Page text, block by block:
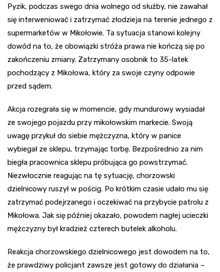
Pyzik, podczas swego dnia wolnego od służby, nie zawahał
się interweniować i zatrzymać złodzieja na terenie jednego z
supermarketów w Mikołowie. Ta sytuacja stanowi kolejny
dowód na to, że obowiązki stróża prawa nie kończą się po
zakończeniu zmiany. Zatrzymany osobnik to 35-latek
pochodzący z Mikołowa, który za swoje czyny odpowie
przed sądem.
Akcja rozegrała się w momencie, gdy mundurowy wysiadał
ze swojego pojazdu przy mikołowskim markecie. Swoją
uwagę przykuł do siebie mężczyzna, który w panice
wybiegał ze sklepu, trzymając torbę. Bezpośrednio za nim
biegła pracownica sklepu próbująca go powstrzymać.
Niezwłocznie reagując na tę sytuację, chorzowski
dzielnicowy ruszył w pościg. Po krótkim czasie udało mu się
zatrzymać podejrzanego i oczekiwać na przybycie patrolu z
Mikołowa. Jak się później okazało, powodem nagłej ucieczki
mężczyzny był kradzież czterech butelek alkoholu.
Reakcja chorzowskiego dzielnicowego jest dowodem na to,
że prawdziwy policjant zawsze jest gotowy do działania –